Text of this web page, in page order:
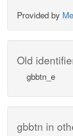
Provided by
Old
gbbtn_e
gbbtn in